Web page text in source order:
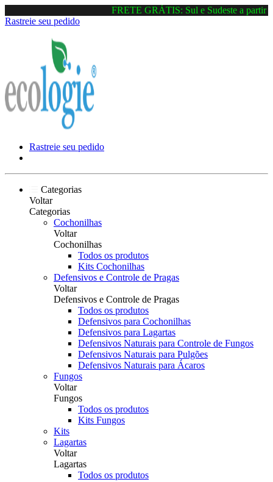
FRETE GRÁTIS: Sul e Sudeste a partir
Rastreie seu pedido
Rastreie seu pedido
Categorias
Voltar
Categorias
Cochonilhas
Voltar
Cochonilhas
Todos os produtos
Kits Cochonilhas
Defensivos e Controle de Pragas
Voltar
Defensivos e Controle de Pragas
Todos os produtos
Defensivos para Cochonilhas
Defensivos para Lagartas
Defensivos Naturais para Controle de Fungos
Defensivos Naturais para Pulgões
Defensivos Naturais para Ácaros
Fungos
Voltar
Fungos
Todos os produtos
Kits Fungos
Kits
Lagartas
Voltar
Lagartas
Todos os produtos